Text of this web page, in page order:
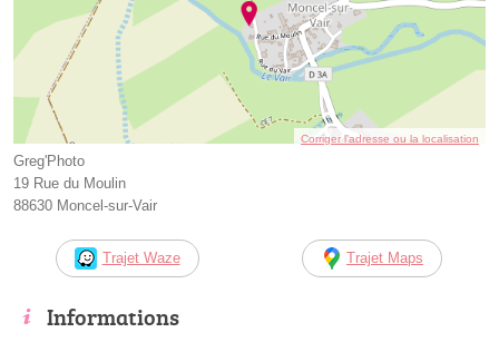
Corriger l’adresse ou la localisation
Greg'Photo
19 Rue du Moulin
88630 Moncel-sur-Vair
Trajet Waze Trajet Maps
Informations